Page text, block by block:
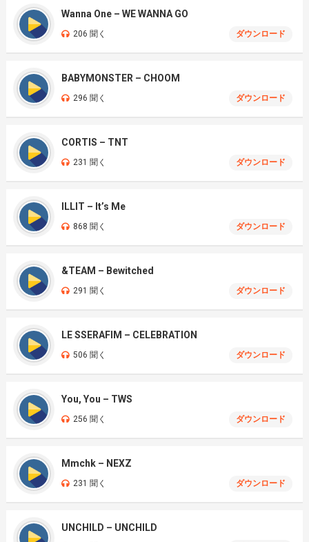
Wanna One – WE WANNA GO
206 聞く ダウンロード
BABYMONSTER – CHOOM
296 聞く ダウンロード
CORTIS – TNT
231 聞く ダウンロード
ILLIT – It’s Me
868 聞く ダウンロード
&TEAM – Bewitched
291 聞く ダウンロード
LE SSERAFIM – CELEBRATION
506 聞く ダウンロード
You, You – TWS
256 聞く ダウンロード
Mmchk – NEXZ
231 聞く ダウンロード
UNCHILD – UNCHILD